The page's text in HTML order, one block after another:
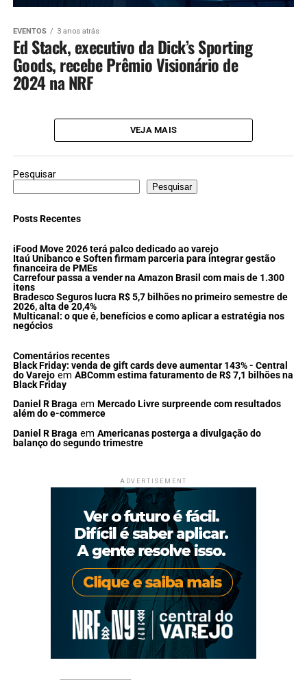
EVENTOS 3 anos atrás
Ed Stack, executivo da Dick’s Sporting
Goods, recebe Prêmio Visionário de
2024 na NRF
VEJA MAIS
Pesquisar
Pesquisar
Posts Recentes
iFood Move 2026 terá palco dedicado ao varejo
Itaú Unibanco e Soften firmam parceria para integrar gestão
financeira de PMEs
Carrefour passa a vender na Amazon Brasil com mais de 1.300
itens
Bradesco Seguros lucra R$ 5,7 bilhões no primeiro semestre de
2026, alta de 20,4%
Multicanal: o que é, benefícios e como aplicar a estratégia nos
negócios
Comentários recentes
Black Friday: venda de gift cards deve aumentar 143% - Central
do Varejoem ABComm estima faturamento de R$ 7,1 bilhões na
Black Friday
Daniel R Braga em Mercado Livre surpreende com resultados
além do e-commerce
Daniel R Braga em Americanas posterga a divulgação do
balanço do segundo trimestre
ADVERTISEMENT